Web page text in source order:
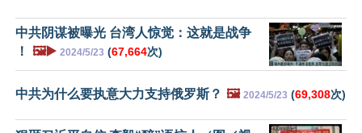
中共阴谋被曝光 台湾人惊觉：这就是战争
！
🖼️▶️ 2024/5/23 (67,664次)
中共为什么要执意大力支持俄罗斯？ 🖼️ 2024/5/23 (69,308次)